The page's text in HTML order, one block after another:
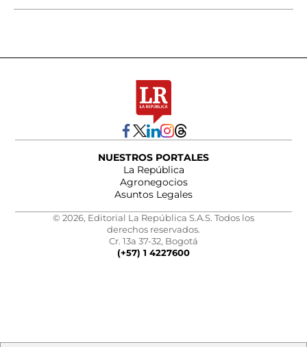
NUESTROS PORTALES
La República
Agronegocios
Asuntos Legales
© 2026, Editorial La República S.A.S. Todos los
derechos reservados.
Cr. 13a 37-32, Bogotá
(+57) 1 4227600